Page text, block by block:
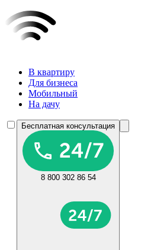
В квартиру
Для бизнеса
Мобильный
На дачу
Бесплатная консультация
8 800 302 86 54